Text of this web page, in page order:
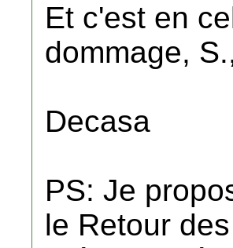
Et c'est en
dommage,
Decasa
PS: Je
le Retour